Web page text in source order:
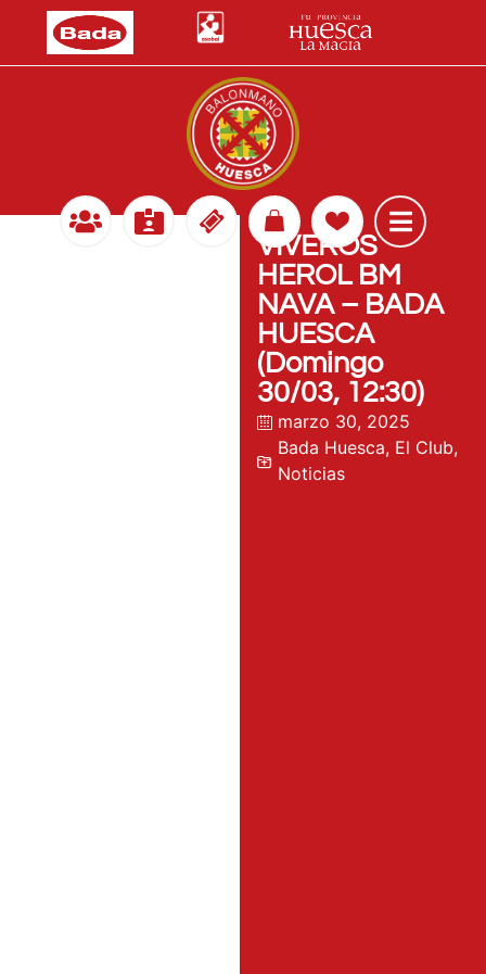
VIVEROS
HEROL BM
NAVA – BADA
HUESCA
(Domingo
30/03, 12:30)
marzo 30, 2025
Bada Huesca, El Club,
Noticias